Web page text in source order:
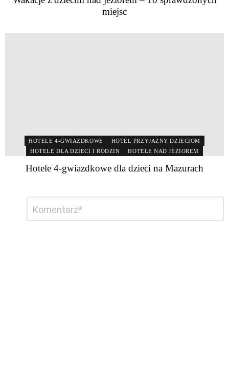
miejsc
HOTELE 4-GWIAZDKOWE
HOTEL PRZYJAZNY DZIECIOM
HOTELE DLA DZIECI I RODZIN
HOTELE NAD JEZIOREM
Hotele 4-gwiazdkowe dla dzieci na Mazurach
komentarz